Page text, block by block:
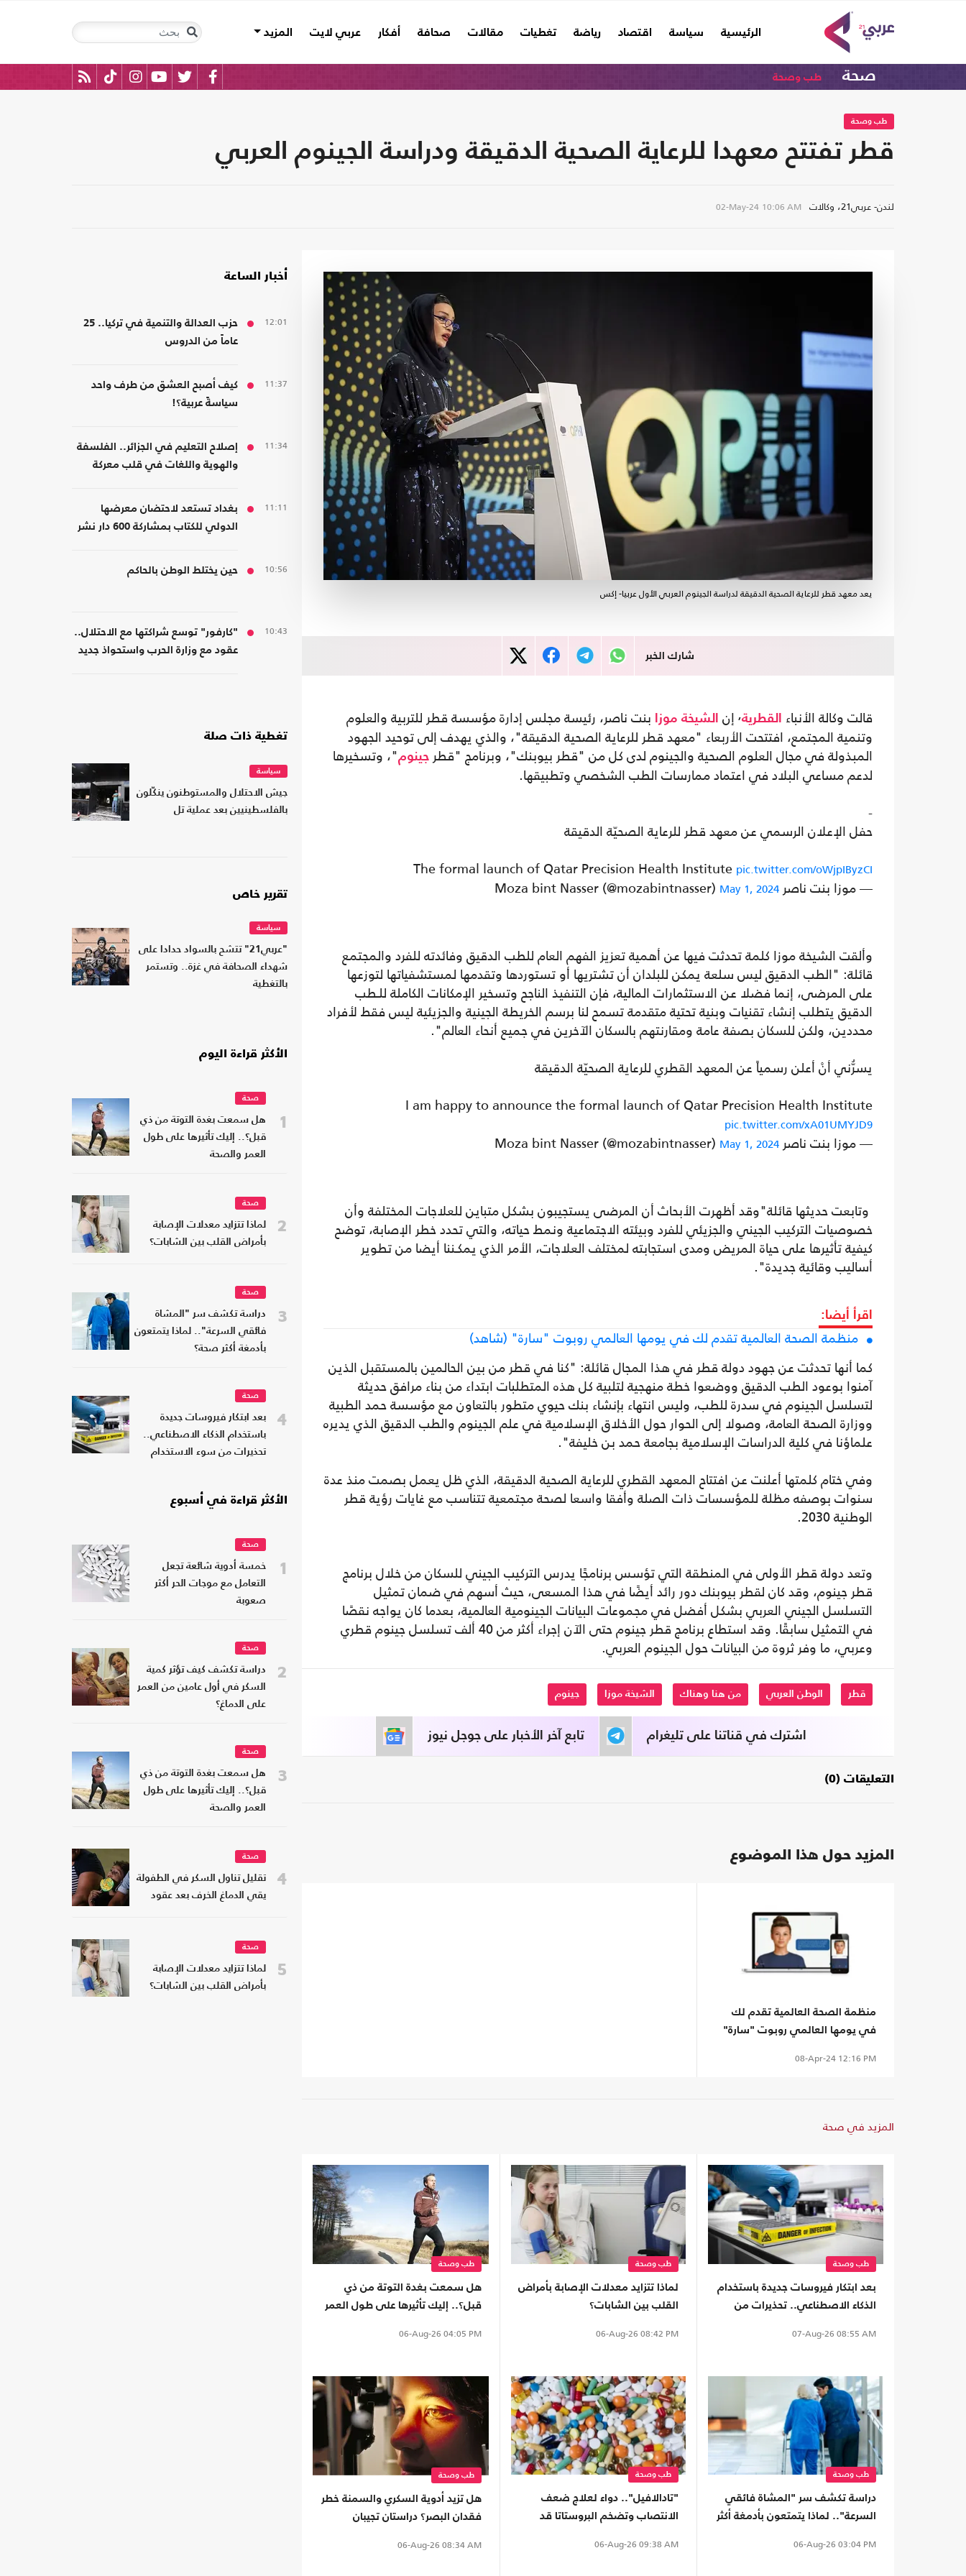
الرئيسية
(current) سياسة اقتصاد رياضة تغطيات مقالات صحافة أفكار عربي لايت المزيد
صحة طب وصحة
طب وصحة
قطر تفتتح معهدا للرعاية الصحية الدقيقة ودراسة الجينوم العربي
لندن- عربي21، وكالات 02-May-24 10:06 AM
يعد معهد قطر للرعاية الصحية الدقيقة لدراسة الجينوم العربي الأول عربيا- إكس
شارك الخبر
قالت وكالة الأنباء القطرية٬ إن الشيخة موزا
بنت ناصر، رئيسة مجلس إدارة مؤسسة قطر للتربية والعلوم
وتنمية المجتمع، افتتحت الأربعاء "معهد قطر للرعاية الصحية الدقيقة"، والذي يهدف إلى توحيد الجهود
المبذولة في مجال العلوم الصحية والجينوم لدى كل من "قطر بيوبنك"، وبرنامج "قطر جينوم"، وتسخيرها
لدعم مساعي البلاد في اعتماد ممارسات الطب الشخصي وتطبيقها.
-
حفل الإعلان الرسمي عن معهد قطر للرعاية الصحيّة الدقيقة
The formal launch of Qatar Precision Health Institute pic.twitter.com/oWjpIByzCI
— موزا بنت ناصر Moza bint Nasser (@mozabintnasser) May 1, 2024
وألقت الشيخة موزا كلمة تحدثت فيها عن أهمية تعزيز الفهم العام للطب الدقيق وفائدته للفرد والمجتمع
قائلة: "الطب الدقيق ليس سلعة يمكن للبلدان أن تشتريها أو تستوردها وتقدمها لمستشفياتها لتوزعها
على المرضى، إنما فضلا عن الاستثمارات المالية، فإن التنفيذ الناجح وتسخير الإمكانات الكاملة للـطب
الدقيق يتطلب إنشاء تقنيات وبنية تحتية متقدمة تسمح لنا برسم الخريطة الجينية والجزيئية ليس فقط لأفراد
محددين، ولكن للسكان بصفة عامة ومقارنتهم بالسكان الآخرين في جميع أنحاء العالم".
يسرُّني أنْ أعلن رسمياً عن المعهد القطري للرعاية الصحيّة الدقيقة
I am happy to announce the formal launch of Qatar Precision Health Institute
pic.twitter.com/xA01UMYJD9
— موزا بنت ناصر Moza bint Nasser (@mozabintnasser) May 1, 2024
وتابعت حديثها قائلة"وقد أظهرت الأبحاث أن المرضى يستجيبون بشكل متباين للعلاجات المختلفة وأن
خصوصيات التركيب الجيني والجزيئي للفرد وبيئته الاجتماعية ونمط حياته، والتي تحدد خطر الإصابة، توضح
كيفية تأثيرها على حياة المريض ومدى استجابته لمختلف العلاجات، الأمر الذي يمكـننا أيضا من تطوير
أساليب وقائية جديدة".
اقرأ أيضا:
منظمة الصحة العالمية تقدم لك في يومها العالمي روبوت "سارة" (شاهد)
كما أنها تحدثت عن جهود دولة قطر في هذا المجال قائلة: "كنا في قطر من بين الحالمين بالمستقبل الذين
آمنوا بوعود الطب الدقيق ووضعوا خطة منهجية لتلبية كل هذه المتطلبات ابتداء من بناء مرافق حديثة
لتسلسل الجينوم في سدرة للطب، وليس انتهاء بإنشاء بنك حيوي متطور بالتعاون مع مؤسسة حمد الطبية
ووزارة الصحة العامة، وصولا إلى الحوار حول الأخلاق الإسلامية في علم الجينوم والطب الدقيق الذي يديره
علماؤنا في كلية الدراسات الإسلامية بجامعة حمد بن خليفة".
وفي ختام كلمتها أعلنت عن افتتاح المعهد القطري للرعاية الصحية الدقيقة، الذي ظل يعمل بصمت منذ عدة
سنوات بوصفه مظلة للمؤسسات ذات الصلة وأفقا واسعا لصحة مجتمعية تتناسب مع غايات رؤية قطر
الوطنية 2030.
وتعد دولة قطر الأولى في المنطقة التي تؤسس برنامجًا يدرس التركيب الجيني للسكان من خلال برنامج
قطر جينوم، وقد كان لقطر بيوبنك دور رائد أيضًا في هذا المسعى، حيث أسهم في ضمان تمثيل
التسلسل الجيني العربي بشكل أفضل في مجموعات البيانات الجينومية العالمية، بعدما كان يواجه نقصًا
في التمثيل سابقًا. وقد استطاع برنامج قطر جينوم حتى الآن إجراء أكثر من 40 ألف تسلسل جينوم قطري
وعربي، ما وفر ثروة من البيانات حول الجينوم العربي.
قطر الوطن العربي من هنا وهناك الشيخة موزا جينوم
تابع آخر الأخبار على جوجل نيوز اشترك في قناتنا على تليغرام
التعليقات (0)
المزيد حول هذا الموضوع
منظمة الصحة العالمية تقدم لك
في يومها العالمي روبوت "سارة"
08-Apr-24 12:16 PM
المزيد في صحة
طب وصحة
بعد ابتكار فيروسات جديدة باستخدام
الذكاء الاصطناعي.. تحذيرات من
07-Aug-26 08:55 AM
طب وصحة
لماذا تتزايد معدلات الإصابة بأمراض
القلب بين الشابات؟
06-Aug-26 08:42 PM
طب وصحة
هل سمعت بغدة التوتة من ذي
قبل؟.. إليك تأثيرها على طول العمر
06-Aug-26 04:05 PM
طب وصحة
دراسة تكشف سر "المشاة فائقي
السرعة".. لماذا يتمتعون بأدمغة أكثر
06-Aug-26 03:04 PM
طب وصحة
"تادالافيل".. دواء لعلاج ضعف
الانتصاب وتضخم البروستاتا قد
06-Aug-26 09:38 AM
طب وصحة
هل تزيد أدوية السكري والسمنة خطر
فقدان البصر؟ دراستان تجيبان
06-Aug-26 08:34 AM
أخبار الساعة
12:01
حزب العدالة والتنمية في تركيا.. 25
عاماً من الدروس
11:37
كيف أصبح العشق من طرف واحد
سياسةً عربية؟!
11:34
إصلاح التعليم في الجزائر.. الفلسفة
والهوية واللغات في قلب معركة
11:11
بغداد تستعد لاحتضان معرضها
الدولي للكتاب بمشاركة 600 دار نشر
10:56 حين يختلط الوطن بالحاكم
10:43
"كارفور" توسع شراكتها مع الاحتلال..
عقود مع وزارة الحرب واستحواذ جديد
تغطية ذات صلة
سياسة
جيش الاحتلال والمستوطنون ينكّلون
بالفلسطينيين بعد عملية تل
تقرير خاص
سياسة
"عربي21" تتشح بالسواد حدادا على
شهداء الصحافة في غزة.. وتستمر
بالتغطية
الأكثر قراءة اليوم
1
صحة
هل سمعت بغدة التوتة من ذي
قبل؟.. إليك تأثيرها على طول
العمر والصحة
2
صحة
لماذا تتزايد معدلات الإصابة
بأمراض القلب بين الشابات؟
3
صحة
دراسة تكشف سر "المشاة
فائقي السرعة".. لماذا يتمتعون
بأدمغة أكثر صحة؟
4
صحة
بعد ابتكار فيروسات جديدة
باستخدام الذكاء الاصطناعي..
تحذيرات من سوء الاستخدام
الأكثر قراءة في أسبوع
1
صحة
خمسة أدوية شائعة تجعل
التعامل مع موجات الحر أكثر
صعوبة
2
صحة
دراسة تكشف كيف تؤثر كمية
السكر في أول عامين من العمر
على الدماغ؟
3
صحة
هل سمعت بغدة التوتة من ذي
قبل؟.. إليك تأثيرها على طول
العمر والصحة
4
صحة
تقليل تناول السكر في الطفولة
يقي الدماغ الخرف بعد عقود
5
صحة
لماذا تتزايد معدلات الإصابة
بأمراض القلب بين الشابات؟